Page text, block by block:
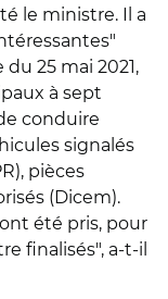
le ministre. Il a
25 mai 2021,
à sept
conduire
signalés
pièces
(Dicem).
été pris, pour
finalisés", a-t-il